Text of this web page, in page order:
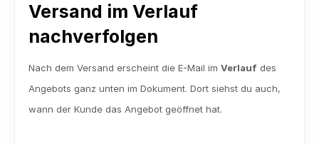
Versand im Verlauf
nachverfolgen
Nach dem Versand erscheint die E-Mail im Verlauf des
Angebots ganz unten im Dokument. Dort siehst du auch,
wann der Kunde das Angebot geöffnet hat.